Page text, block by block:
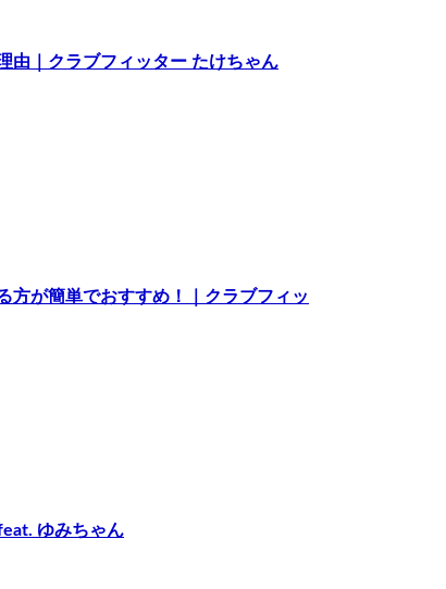
由｜クラブフィッター たけちゃん
方が簡単でおすすめ！｜クラブフィッ
ゆみちゃん